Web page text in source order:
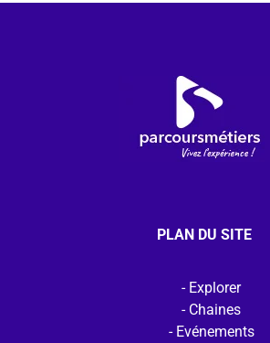
PLAN DU SITE
Explorer
Chaines
Evénements